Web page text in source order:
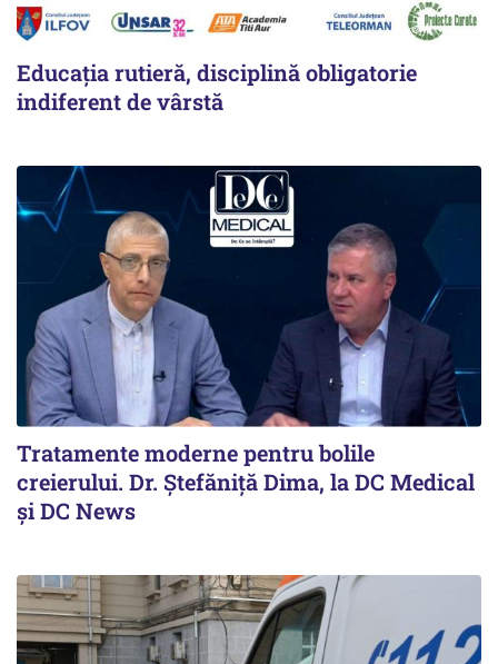
Educația rutieră, disciplină obligatorie
indiferent de vârstă
Tratamente moderne pentru bolile
creierului. Dr. Ștefăniță Dima, la DC Medical
și DC News